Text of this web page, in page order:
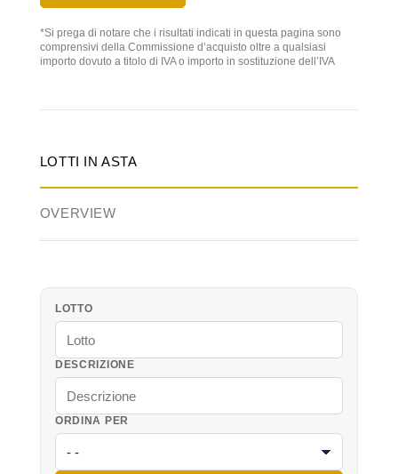
*Si prega di notare che i risultati indicati in questa pagina sono
comprensivi della Commissione d’acquisto oltre a qualsiasi
importo dovuto a titolo di IVA o importo in sostituzione dell’IVA
LOTTI IN ASTA
OVERVIEW
LOTTO
DESCRIZIONE
ORDINA PER